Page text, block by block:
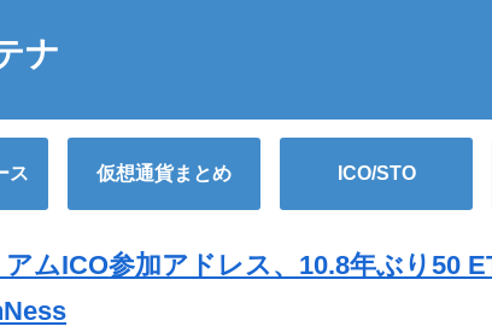
ナ
ス 仮想通貨まとめ ICO/STO
ムICO参加アドレス、10.8年ぶり50